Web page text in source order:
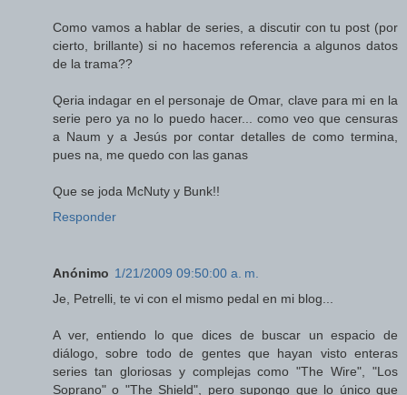
Como vamos a hablar de series, a discutir con tu post (por
cierto, brillante) si no hacemos referencia a algunos datos
de la trama??
Qeria indagar en el personaje de Omar, clave para mi en la
serie pero ya no lo puedo hacer... como veo que censuras
a Naum y a Jesús por contar detalles de como termina,
pues na, me quedo con las ganas
Que se joda McNuty y Bunk!!
Responder
Anónimo 1/21/2009 09:50:00 a. m.
Je, Petrelli, te vi con el mismo pedal en mi blog...
A ver, entiendo lo que dices de buscar un espacio de
diálogo, sobre todo de gentes que hayan visto enteras
series tan gloriosas y complejas como "The Wire", "Los
Soprano" o "The Shield", pero supongo que lo único que